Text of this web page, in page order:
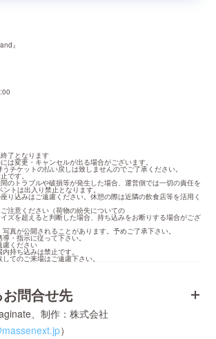
』
了となります
は変更・キャンセルが出る場合がございます。
チケットの払い戻しは致しませんのでご了承ください。
です。
のトラブルや破損等が発生した場合、運営側では一切の責任を
トは出入り禁止となります。
り込みはご遠慮ください。休憩の際は近隣の飲食店等を活用く
注意ください（荷物の紛失についての
ズを超えると判断した場合、持ち込みをお断りする場合がござ
真が公開されることがあります。予めご了承下さい。
・指示に従って下さい。
慮ください
持ち込みは禁止です。
てのご来場はご遠慮下さい。
問合せ先
、制作：株式会社
）